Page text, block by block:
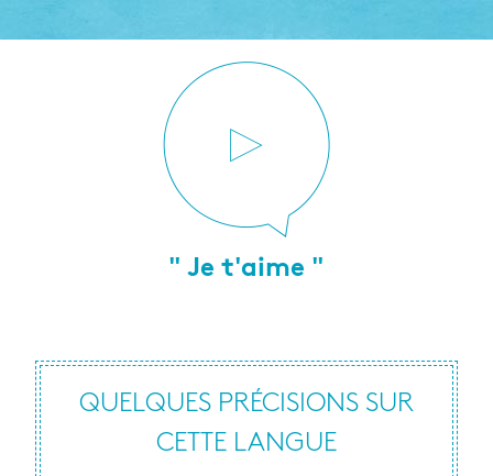
" Je t'aime "
QUELQUES PRÉCISIONS SUR
CETTE LANGUE